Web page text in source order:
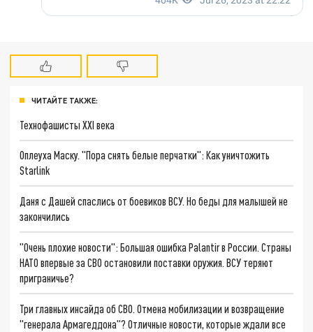
ЧИТАЙТЕ ТАКЖЕ:
Технофашисты XXI века
Оплеуха Маску. "Пора снять белые перчатки": Как уничтожить
Starlink
Даня с Дашей спаслись от боевиков ВСУ. Но беды для малышей не
закончились
"Очень плохие новости": Большая ошибка Palantir в России. Страны
НАТО впервые за СВО остановили поставки оружия. ВСУ теряют
приграничье?
Три главных инсайда об СВО. Отмена мобилизации и возвращение
"генерала Армагеддона"? Отличные новости, которые ждали все